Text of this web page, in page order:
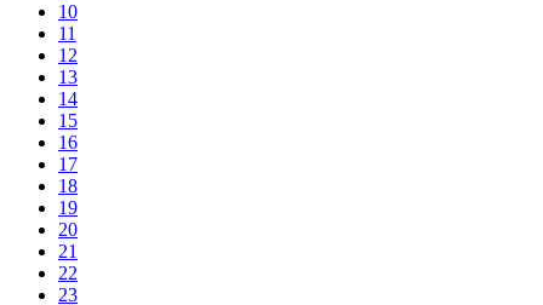
10
11
12
13
14
15
16
17
18
19
20
21
22
23